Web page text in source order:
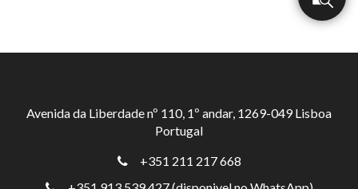
Avenida da Liberdade nº 110, 1º andar, 1269-049 Lisboa
Portugal
+351 211 217 668